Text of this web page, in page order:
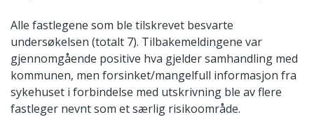
Alle fastlegene som ble tilskrevet besvarte
undersøkelsen (totalt 7). Tilbakemeldingene var
gjennomgående positive hva gjelder samhandling med
kommunen, men forsinket/mangelfull informasjon fra
sykehuset i forbindelse med utskrivning ble av flere
fastleger nevnt som et særlig risikoområde.